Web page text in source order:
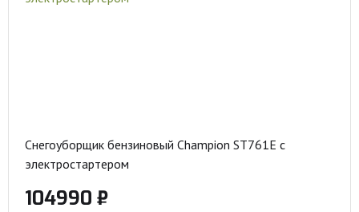
Снегоуборщик бензиновый Champion ST761E с
электростартером
104990 ₽